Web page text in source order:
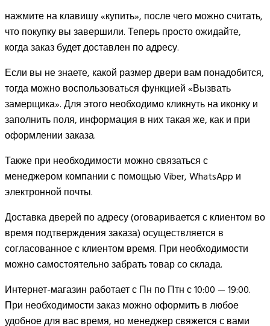
нажмите на клавишу «купить», после чего можно считать,
что покупку вы завершили. Теперь просто ожидайте,
когда заказ будет доставлен по адресу.
Если вы не знаете, какой размер двери вам понадобится,
тогда можно воспользоваться функцией «Вызвать
замерщика». Для этого необходимо кликнуть на иконку и
заполнить поля, информация в них такая же, как и при
оформлении заказа.
Также при необходимости можно связаться с
менеджером компании с помощью Viber, WhatsApp и
электронной почты.
Доставка дверей по адресу (оговаривается с клиентом во
время подтверждения заказа) осуществляется в
согласованное с клиентом время. При необходимости
можно самостоятельно забрать товар со склада.
Интернет-магазин работает с Пн по Птн с 10:00 — 19:00.
При необходимости заказ можно оформить в любое
удобное для вас время, но менеджер свяжется с вами